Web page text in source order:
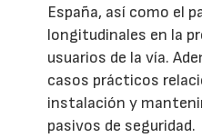
España, así como el
longitudinales en la
usuarios de la vía.
casos prácticos
instalación y
pasivos de seguridad.